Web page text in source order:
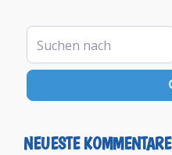
Suchen nach
NEUESTE KOMMENTARE